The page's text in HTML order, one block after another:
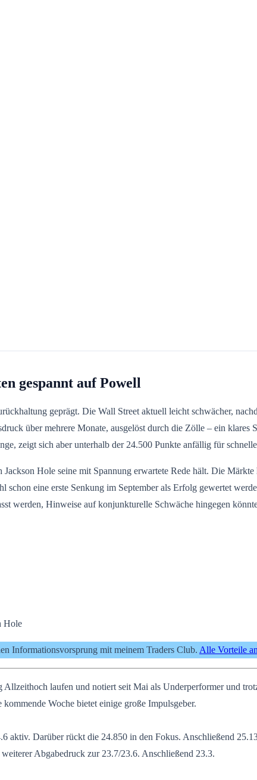
gespannt auf Powell
geprägt. Die Wall Street aktuell leicht schwächer,
über mehrere Monate, ausgelöst durch die Zölle – ein
zeigt sich aber unterhalb der 24.500 Punkte anfällig für
Hole seine mit Spannung erwartete Rede hält. Die
eine erste Senkung im September als Erfolg gewertet
werden, Hinweise auf konjunkturelle Schwäche hingegen
Hole
Informationsvorsprung mit meinem Traders Club. Alle Vorteile
laufen und notiert seit Mai als Underperformer und
Woche bietet einige große Impulsgeber.
aktiv. Darüber rückt die 24.850 in den Fokus. Anschließend
Abgabedruck zur 23.7/23.6. Anschließend 23.3.